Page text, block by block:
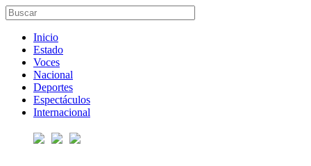
Inicio
Estado
Voces
Nacional
Deportes
Espectáculos
Internacional